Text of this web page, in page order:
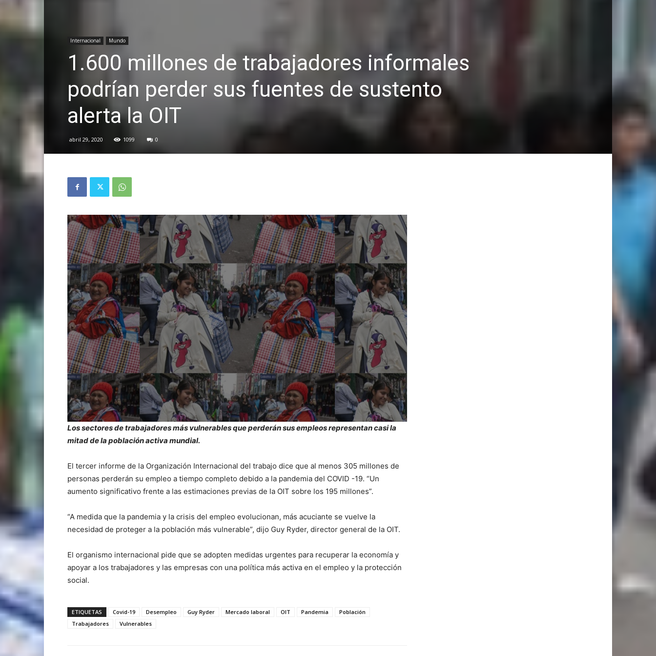
Internacional Mundo
1.600 millones de trabajadores informales
podrían perder sus fuentes de sustento
alerta la OIT
abril 29, 2020 1099 0
Los sectores de trabajadores más vulnerables que perderán sus empleos representan casi la
mitad de la población activa mundial.
El tercer informe de la Organización Internacional del trabajo dice que al menos 305 millones de
personas perderán su empleo a tiempo completo debido a la pandemia del COVID -19. “Un
aumento significativo frente a las estimaciones previas de la OIT sobre los 195 millones”.
“A medida que la pandemia y la crisis del empleo evolucionan, más acuciante se vuelve la
necesidad de proteger a la población más vulnerable”, dijo Guy Ryder, director general de la OIT.
El organismo internacional pide que se adopten medidas urgentes para recuperar la economía y
apoyar a los trabajadores y las empresas con una política más activa en el empleo y la protección
social.
ETIQUETAS Covid-19 Desempleo Guy Ryder Mercado laboral OIT Pandemia
Población
Trabajadores
Vulnerables